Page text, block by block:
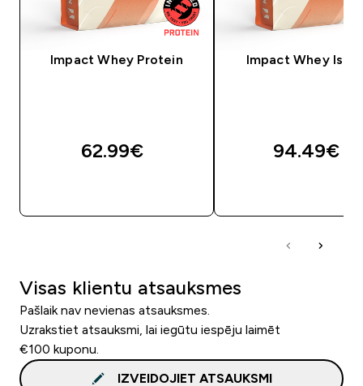
Impact Whey Protein
62.99€‎
Impact Whey
94.49€‎
Visas klientu atsauksmes
Pašlaik nav nevienas atsauksmes.
Uzrakstiet atsauksmi, lai iegūtu iespēju laimēt
€100 kuponu.
IZVEIDOJIET ATSAUKSMI